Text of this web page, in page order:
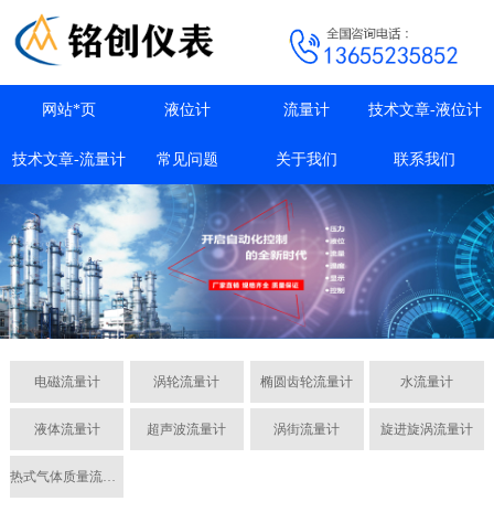
网站*页 液位计 流量计 技术文章-液位计
技术文章-流量计 常见问题 关于我们 联系我们
电磁流量计 涡轮流量计 椭圆齿轮流量计 水流量计
液体流量计 超声波流量计 涡街流量计 旋进旋涡流量计
热式气体质量流量计